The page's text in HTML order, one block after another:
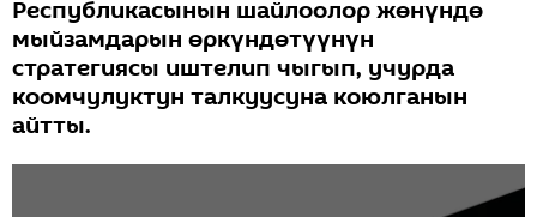
Республикасынын шайлоолор жөнүндө
мыйзамдарын өркүндөтүүнүн
стратегиясы иштелип чыгып, учурда
коомчулуктун талкуусуна коюлганын
айтты.